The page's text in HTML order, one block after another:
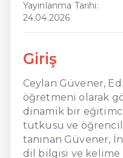
Yayınlanma Tarihi:
24.04.2026
Giriş
Ceylan Güvener,
öğretmeni olarak
dinamik bir
tutkusu ve
tanınan Güvener,
dil bilgisi ve